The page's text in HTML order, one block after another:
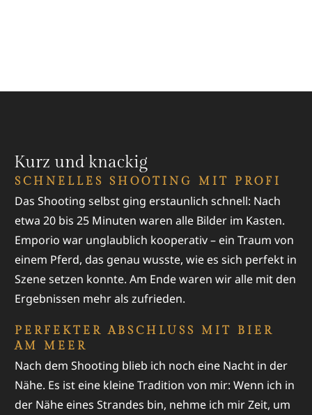
freundlich und voller kreativer Ideen. Während er mit
filmten, baute ich das Studio auf und kümmerte mich
um das Styling. Alles lief Hand in Hand, und die
Atmosphäre war angenehm entspannt.
Kurz und knackig
SCHNELLES SHOOTING MIT PROFI
Das Shooting selbst ging erstaunlich schnell: Nach
etwa 20 bis 25 Minuten waren alle Bilder im Kasten.
Emporio war unglaublich kooperativ – ein Traum von
einem Pferd, das genau wusste, wie es sich perfekt in
Szene setzen konnte. Am Ende waren wir alle mit den
Ergebnissen mehr als zufrieden.
PERFEKTER ABSCHLUSS MIT BIER
AM MEER
Nach dem Shooting blieb ich noch eine Nacht in der
Nähe. Es ist eine kleine Tradition von mir: Wenn ich in
der Nähe eines Strandes bin, nehme ich mir Zeit, um